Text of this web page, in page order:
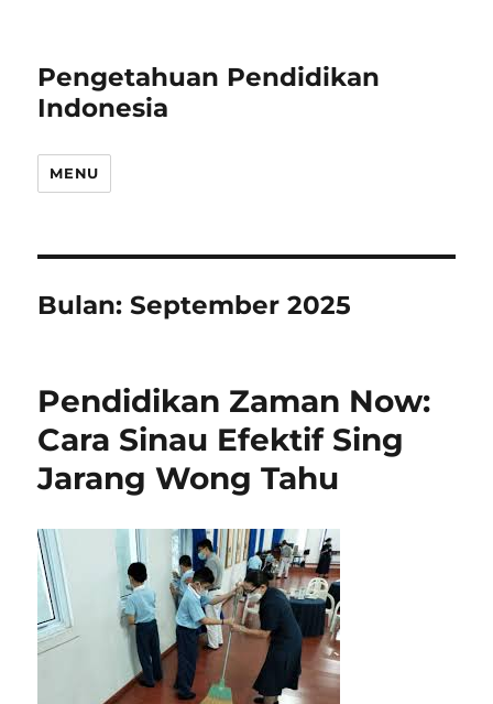
Pengetahuan Pendidikan
Indonesia
MENU
Bulan:September 2025
Pendidikan Zaman Now:
Cara Sinau Efektif Sing
Jarang Wong Tahu